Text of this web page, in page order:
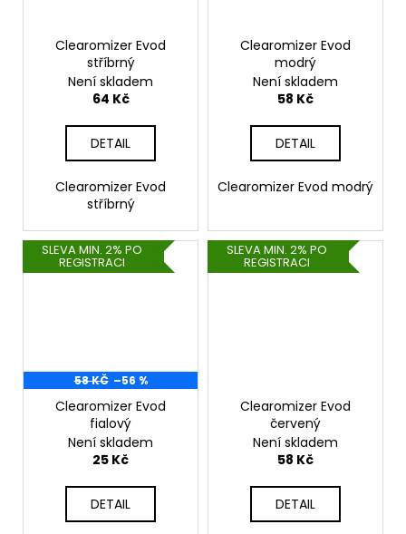
Clearomizer Evod
stříbrný
Není skladem
64 Kč
DETAIL
Clearomizer Evod
stříbrný
Clearomizer Evod
modrý
Není skladem
58 Kč
DETAIL
Clearomizer Evod modrý
SLEVA MIN. 2% PO
REGISTRACI
58 KČ –56 %
Clearomizer Evod
fialový
Není skladem
25 Kč
DETAIL
SLEVA MIN. 2% PO
REGISTRACI
Clearomizer Evod
červený
Není skladem
58 Kč
DETAIL